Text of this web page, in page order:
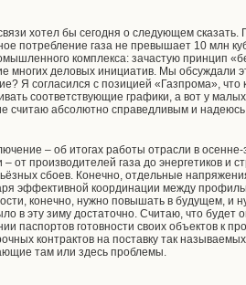
хотел бы сегодня о следующем
потребление газа не превышает 10 млн
комплекса: зачастую принцип
многих деловых инициатив. Мы обсуждали
Я согласился с позицией «Газпрома», что
соответствующие графики, а вот у
считаю абсолютно справедливым и
– об итогах работы отрасли в
– от производителей газа до энергетиков и
сбоев. Конечно, отдельные
эффективной координации между
конечно, нужно повышать в будущем, и
в эту зиму достаточно. Считаю, что
паспортов готовности своих объектов к
контрактов на поставку так
там или здесь проблемы.